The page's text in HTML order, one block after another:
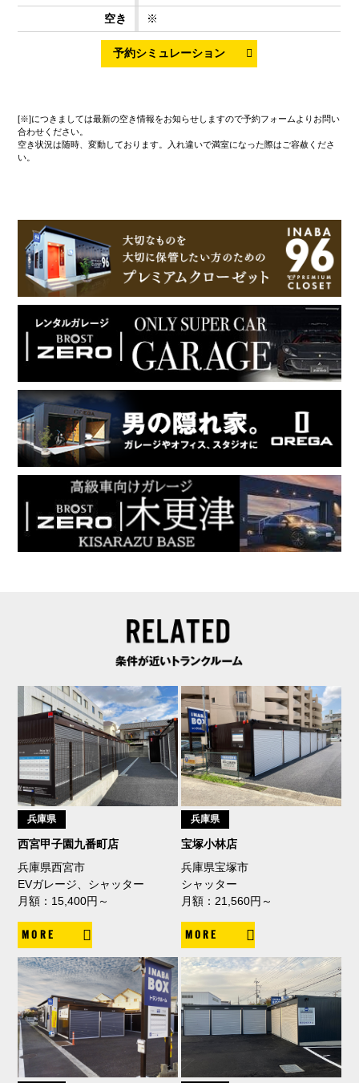
※
[※]につきましては最新の空き情報をお知らせしますので予約フォームよりお問い
合わせください。
空き状況は随時、変動しております。入れ違いで満室になった際はご容赦くださ
い。
兵庫県
西宮甲子園九番町店
兵庫県西宮市
EVガレージ、シャッター
月額：15,400円～
MORE
兵庫県
宝塚小林店
兵庫県宝塚市
シャッター
月額：21,560円～
MORE